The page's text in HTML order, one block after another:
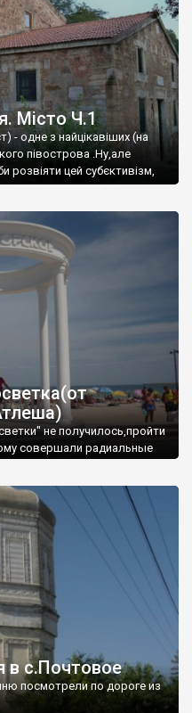
Місто Ч.1
- одне з найцікавіших (на
півострова .Ну,але
цей субєктивізм,
не получилось,пройти
совершали радиальные
в с.Почтовое
посмотрели по дороге из